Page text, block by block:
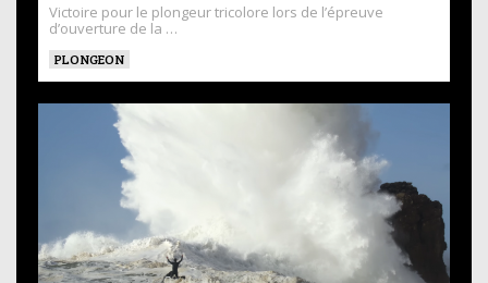
Victoire pour le plongeur tricolore lors de l’épreuve
d’ouverture de la …
PLONGEON